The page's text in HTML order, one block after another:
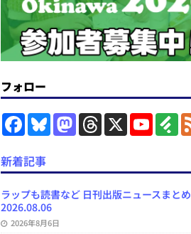
フォロー
F
a
e
b
o
o
k
B
l
k
y
M
a
d
o
n
T
h
d
s
X
Y
o
b
C
F
e
y
新着記事
ラップも読書など 日刊出版ニュースまとめ
2026.08.06
2026年8月6日